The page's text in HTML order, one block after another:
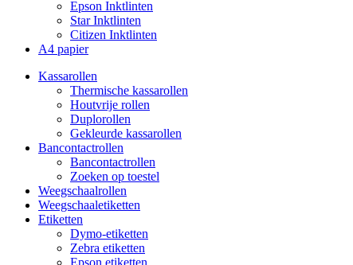
Epson Inktlinten
Star Inktlinten
Citizen Inktlinten
A4 papier
Kassarollen
Thermische kassarollen
Houtvrije rollen
Duplorollen
Gekleurde kassarollen
Bancontactrollen
Bancontactrollen
Zoeken op toestel
Weegschaalrollen
Weegschaaletiketten
Etiketten
Dymo-etiketten
Zebra etiketten
Epson etiketten